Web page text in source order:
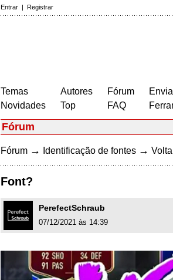
Entrar | Registrar
Temas
Novidades
Autores
Top
Fórum
FAQ
Fórum
Fórum → Identificação de fontes →
Font?
PerefectSchraub
07/12/2021 às 14:39